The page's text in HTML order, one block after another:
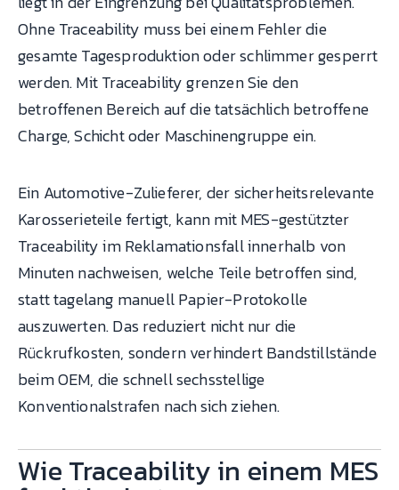
Ohne Traceability muss bei einem Fehler die
gesamte Tagesproduktion oder schlimmer gesperrt
werden. Mit Traceability grenzen Sie den
betroffenen Bereich auf die tatsächlich betroffene
Charge, Schicht oder Maschinengruppe ein.
Ein Automotive-Zulieferer, der sicherheitsrelevante
Karosserieteile fertigt, kann mit MES-gestützter
Traceability im Reklamationsfall innerhalb von
Minuten nachweisen, welche Teile betroffen sind,
statt tagelang manuell Papier-Protokolle
auszuwerten. Das reduziert nicht nur die
Rückrufkosten, sondern verhindert Bandstillstände
beim OEM, die schnell sechsstellige
Konventionalstrafen nach sich ziehen.
Wie Traceability in einem MES